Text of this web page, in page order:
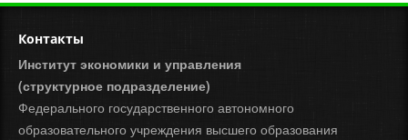
Контакты
Институт экономики и управления
(структурное подразделение)
Федерального государственного автономного
образовательного учреждения высшего образования